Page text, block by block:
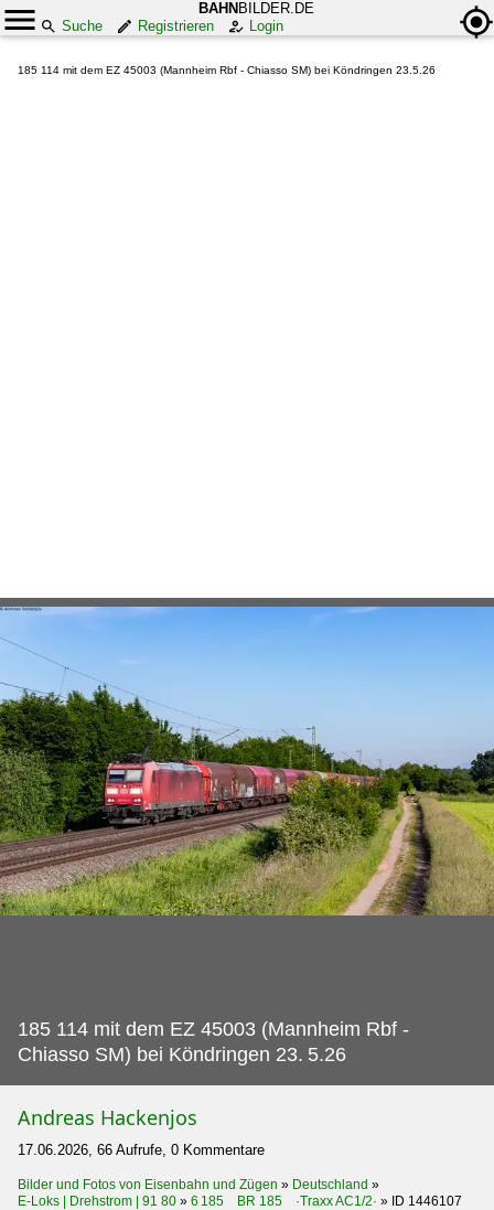
BAHN BILDER.DE
Suche
Registrieren Login
185 114 mit dem EZ 45003 (Mannheim Rbf - Chiasso SM) bei Köndringen 23.5.26
185 114 mit dem EZ 45003 (Mannheim Rbf -
Chiasso SM) bei Köndringen 23. 5.26
Andreas Hackenjos
17.06.2026, 66 Aufrufe, 0 Kommentare
Bilder und Fotos von Eisenbahn und Zügen » Deutschland »
E-Loks | Drehstrom | 91 80 » 6 185 BR 185 ·Traxx AC1/2· » ID 1446107